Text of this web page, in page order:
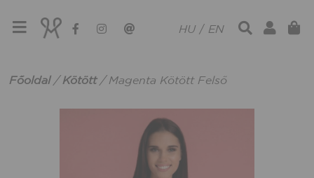
HU / EN
Főoldal/ Kötött/ Magenta Kötött Felső